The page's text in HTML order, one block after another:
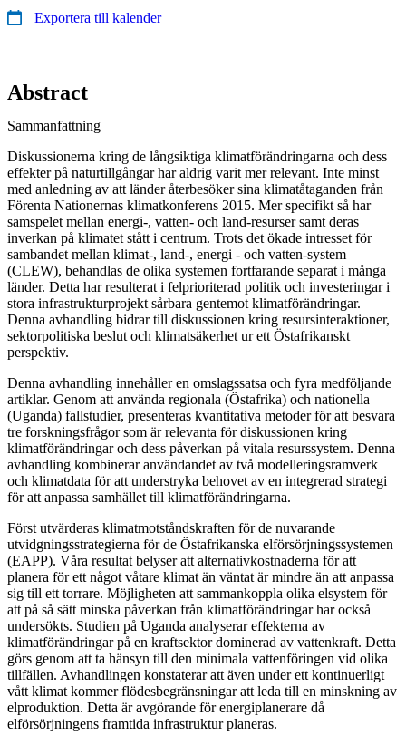
Exportera till kalender
Abstract
Sammanfattning
Diskussionerna kring de långsiktiga klimatförändringarna och dess
effekter på naturtillgångar har aldrig varit mer relevant. Inte minst
med anledning av att länder återbesöker sina klimatåtaganden från
Förenta Nationernas klimatkonferens 2015. Mer specifikt så har
samspelet mellan energi-, vatten- och land-resurser samt deras
inverkan på klimatet stått i centrum. Trots det ökade intresset för
sambandet mellan klimat-, land-, energi - och vatten-system
(CLEW), behandlas de olika systemen fortfarande separat i många
länder. Detta har resulterat i felprioriterad politik och investeringar i
stora infrastrukturprojekt sårbara gentemot klimatförändringar.
Denna avhandling bidrar till diskussionen kring resursinteraktioner,
sektorpolitiska beslut och klimatsäkerhet ur ett Östafrikanskt
perspektiv.
Denna avhandling innehåller en omslagssatsa och fyra medföljande
artiklar. Genom att använda regionala (Östafrika) och nationella
(Uganda) fallstudier, presenteras kvantitativa metoder för att besvara
tre forskningsfrågor som är relevanta för diskussionen kring
klimatförändringar och dess påverkan på vitala resurssystem. Denna
avhandling kombinerar användandet av två modelleringsramverk
och klimatdata för att understryka behovet av en integrerad strategi
för att anpassa samhället till klimatförändringarna.
Först utvärderas klimatmotståndskraften för de nuvarande
utvidgningsstrategierna för de Östafrikanska elförsörjningssystemen
(EAPP). Våra resultat belyser att alternativkostnaderna för att
planera för ett något våtare klimat än väntat är mindre än att anpassa
sig till ett torrare. Möjligheten att sammankoppla olika elsystem för
att på så sätt minska påverkan från klimatförändringar har också
undersökts. Studien på Uganda analyserar effekterna av
klimatförändringar på en kraftsektor dominerad av vattenkraft. Detta
görs genom att ta hänsyn till den minimala vattenföringen vid olika
tillfällen. Avhandlingen konstaterar att även under ett kontinuerligt
vått klimat kommer flödesbegränsningar att leda till en minskning av
elproduktion. Detta är avgörande för energiplanerare då
elförsörjningens framtida infrastruktur planeras.